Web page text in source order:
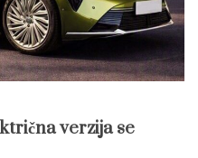
verzija se